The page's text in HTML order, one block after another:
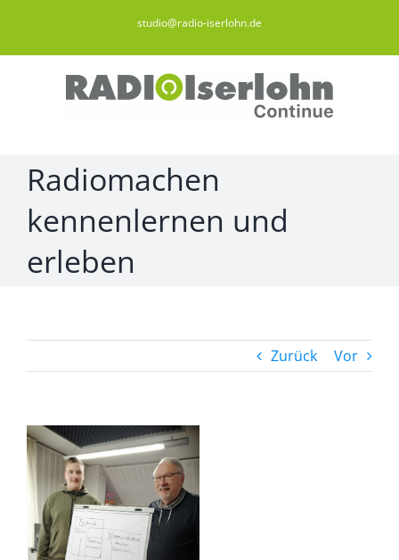
springen
studio@radio-iserlohn.de
Radiomachen
kennenlernen und
erleben
Zurück Vor
Zeige
grösseres
Bild